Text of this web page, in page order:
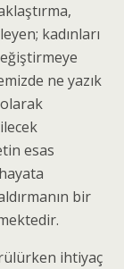
kadınları
ne yazık
esas
bir
ihtiyaç